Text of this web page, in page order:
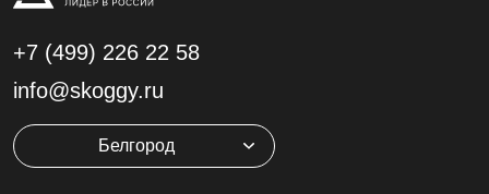
+7 (499) 226 22 58
info@skoggy.ru
Белгород